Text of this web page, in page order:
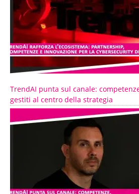
TrendAI punta sul canale:
gestiti al centro della strategia